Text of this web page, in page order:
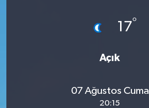
17°
Açık
07 Ağustos Cuma
20:15